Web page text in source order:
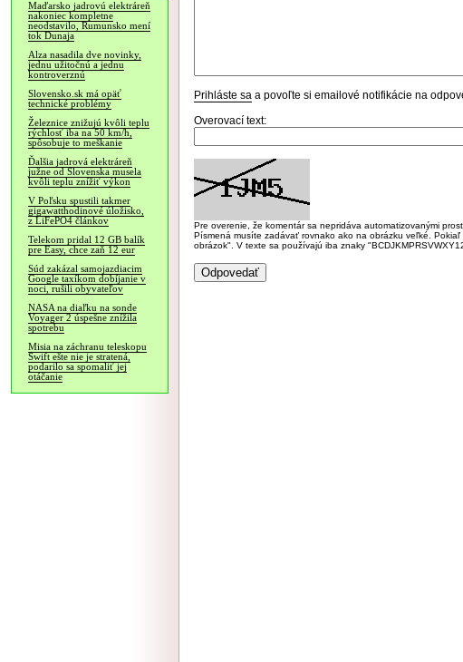
Maďarsko jadrovú elektráreň
nakoniec kompletne
neodstavilo, Rumunsko mení
tok Dunaja
Alza nasadila dve novinky,
jednu užitočnú a jednu
kontroverznú
Slovensko.sk má opäť
technické problémy
Železnice znižujú kvôli teplu
rýchlosť iba na 50 km/h,
spôsobuje to meškanie
Ďalšia jadrová elektráreň
južne od Slovenska musela
kvôli teplu znížiť výkon
V Poľsku spustili takmer
gigawatthodinové úložisko,
z LiFePO4 článkov
Telekom pridal 12 GB balík
pre Easy, chce zaň 12 eur
Súd zakázal samojazdiacim
Google taxíkom dobíjanie v
noci, rušili obyvateľov
NASA na diaľku na sonde
Voyager 2 úspešne znížila
spotrebu
Misia na záchranu teleskopu
Swift ešte nie je stratená,
podarilo sa spomaliť jej
otáčanie
Prihláste sa a povoľte si emailové notifikácie na
Overovací text:
Pre overenie, že komentár sa nepridáva automatizovanými
Písmená musíte zadávať rovnako ako na obrázku veľké.
obrázok". V texte sa používajú iba znaky